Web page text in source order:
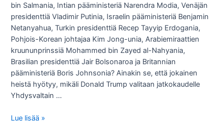
bin Salmania, Intian pääministeriä Narendra Modia, Venäjän
presidenttiä Vladimir Putinia, Israelin pääministeriä Benjamin
Netanyahua, Turkin presidenttiä Recep Tayyip Erdogania,
Pohjois-Korean johtajaa Kim Jong-unia, Arabiemiraattien
kruununprinssiä Mohammed bin Zayed al-Nahyania,
Brasilian presidenttiä Jair Bolsonaroa ja Britannian
pääministeriä Boris Johnsonia? Ainakin se, että jokainen
heistä hyötyy, mikäli Donald Trump valitaan jatkokaudelle
Yhdysvaltain …
Don
Lue lisää »